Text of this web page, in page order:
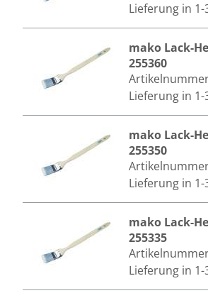
Lieferung in 1-
mako Lack-
255360
Lieferung in 1-
mako Lack-
255350
Lieferung in 1-
mako Lack-
255335
Lieferung in 1-